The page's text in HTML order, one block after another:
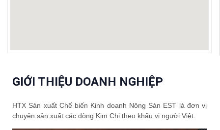
GIỚI THIỆU DOANH NGHIỆP
HTX Sản xuất Chế biến Kinh doanh Nông Sản EST là đơn vị
chuyên sản xuất các dòng Kim Chi theo khẩu vị người Việt.